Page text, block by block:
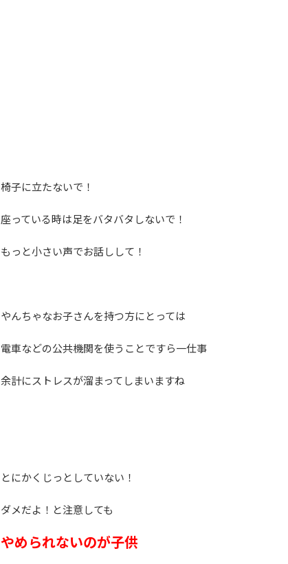
椅子に立たないで！
座っている時は足をバタバタしないで！
もっと小さい声でお話しして！
やんちゃなお子さんを持つ方にとっては
電車などの公共機関を使うことですら一仕事
余計にストレスが溜まってしまいますね
とにかくじっとしていない！
ダメだよ！と注意しても
やめられないのが子供